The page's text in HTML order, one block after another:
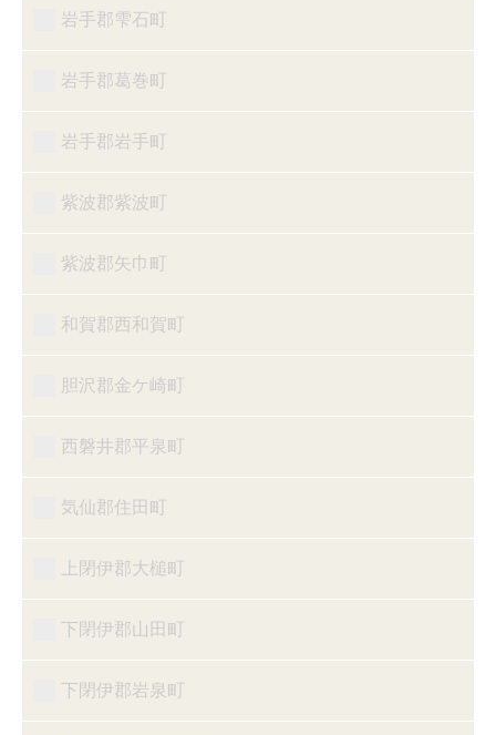
岩手郡雫石町
岩手郡葛巻町
岩手郡岩手町
紫波郡紫波町
紫波郡矢巾町
和賀郡西和賀町
胆沢郡金ケ崎町
西磐井郡平泉町
気仙郡住田町
上閉伊郡大槌町
下閉伊郡山田町
下閉伊郡岩泉町